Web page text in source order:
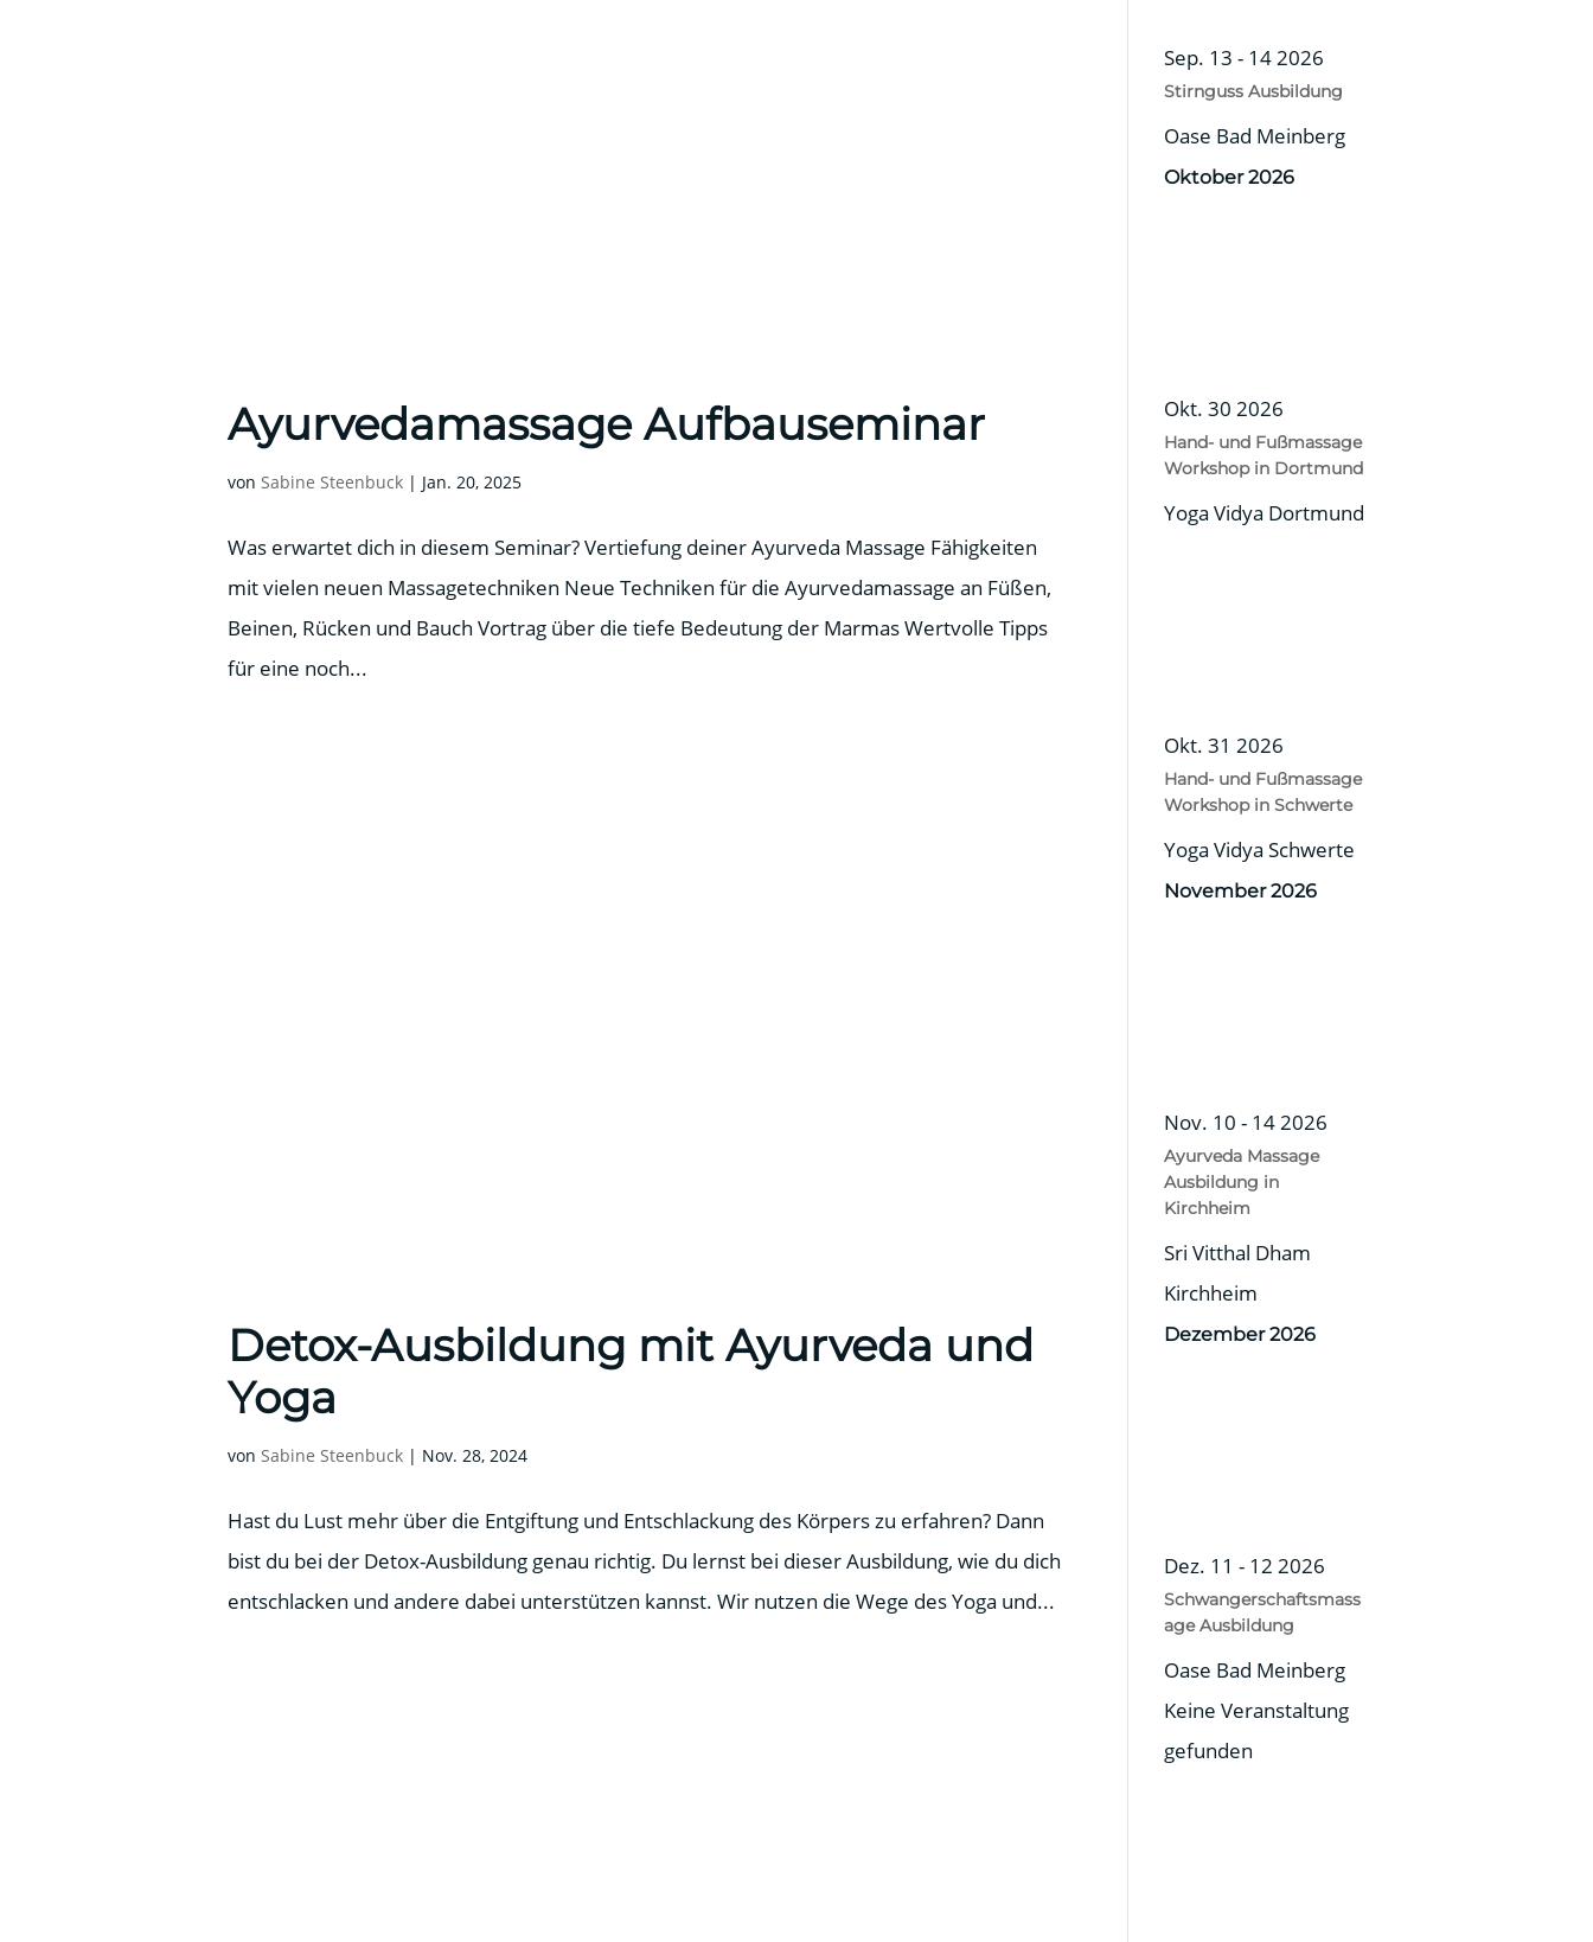
Ayurvedamassage Aufbauseminar
von Sabine Steenbuck | Jan. 20, 2025
Was erwartet dich in diesem Seminar? Vertiefung deiner Ayurveda Massage Fähigkeiten
mit vielen neuen Massagetechniken Neue Techniken für die Ayurvedamassage an Füßen,
Beinen, Rücken und Bauch Vortrag über die tiefe Bedeutung der Marmas Wertvolle Tipps
für eine noch...
Detox-Ausbildung mit Ayurveda und
Yoga
von Sabine Steenbuck | Nov. 28, 2024
Hast du Lust mehr über die Entgiftung und Entschlackung des Körpers zu erfahren? Dann
bist du bei der Detox-Ausbildung genau richtig. Du lernst bei dieser Ausbildung, wie du dich
entschlacken und andere dabei unterstützen kannst. Wir nutzen die Wege des Yoga und...
Sep. 13 - 14 2026
Stirnguss Ausbildung
Oase Bad Meinberg
Oktober 2026
Okt. 30 2026
Hand- und Fußmassage
Workshop in Dortmund
Yoga Vidya Dortmund
Okt. 31 2026
Hand- und Fußmassage
Workshop in Schwerte
Yoga Vidya Schwerte
November 2026
Nov. 10 - 14 2026
Ayurveda Massage
Ausbildung in
Kirchheim
Sri Vitthal Dham
Kirchheim
Dezember 2026
Dez. 11 - 12 2026
Schwangerschaftsmass
age Ausbildung
Oase Bad Meinberg
Keine Veranstaltung
gefunden